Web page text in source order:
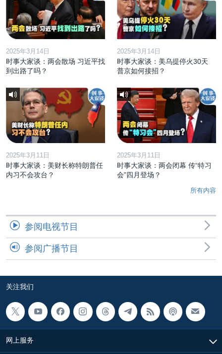
2025年3月14日
时事大家谈：两会散场 习近平找
到出路了吗？
2025年3月14日
时事大家谈：美乌提停火30天
普京如何接招？
2025年3月11日
时事大家谈：美财长称特朗普任
内习不会攻台？
2025年3月11日
时事大家谈：两会闭幕 传“特习
会”四月登场？
所有内容
参阅电视节目
参阅广播节目
关注我们
网上服务